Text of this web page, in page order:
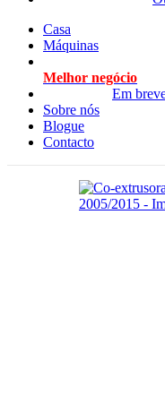
Casa
Máquinas
Melhor negócio
Em
Sobre nós
Blogue
Contacto